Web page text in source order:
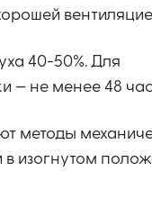
40-50%. Для
— не менее 48
методы
в изогнутом